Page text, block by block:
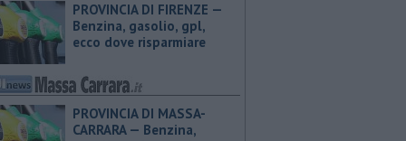
PROVINCIA DI FIRENZE — ​
Benzina, gasolio, gpl,
ecco dove risparmiare
PROVINCIA DI MASSA-
CARRARA — ​Benzina,